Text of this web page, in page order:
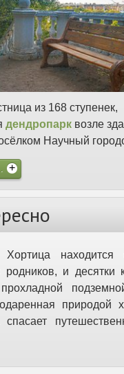
из 168 ступенек,
дендропарк возле
Научный
находится
родников, и десятки
природой